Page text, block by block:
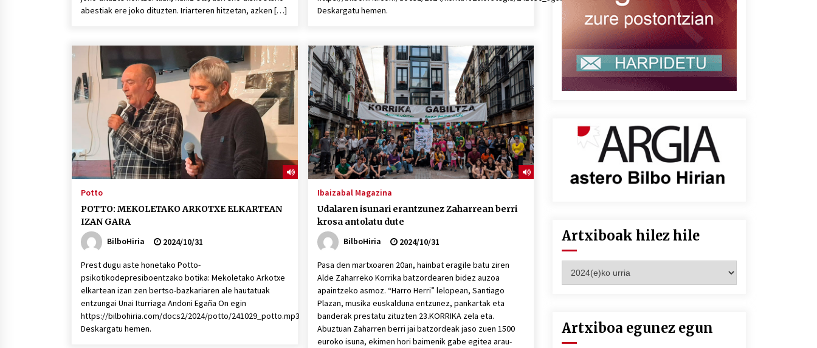
abestiak ere joko dituzten. Iriarteren hitzetan, azken […]
Deskargatu hemen.
Potto
POTTO: MEKOLETAKO ARKOTXE ELKARTEAN
IZAN GARA
BilboHiria
2024/10/31
Prest dugu aste honetako Potto-
psikotikodepresiboentzako botika: Mekoletako Arkotxe
elkartean izan zen bertso-bazkariaren ale hautatuak
entzungai Unai Iturriaga Andoni Egaña On egin
https://bilbohiria.com/docs2/2024/potto/241029_potto.mp3
Deskargatu hemen.
Ibaizabal Magazina
Udalaren isunari erantzunez Zaharrean berri
krosa antolatu dute
BilboHiria
2024/10/31
Pasa den martxoaren 20an, hainbat eragile batu ziren
Alde Zaharreko Korrika batzordearen bidez auzoa
apaintzeko asmoz. “Harro Herri” lelopean, Santiago
Plazan, musika euskalduna entzunez, pankartak eta
banderak prestatu zituzten 23.KORRIKA zela eta.
Abuztuan Zaharren berri jai batzordeak jaso zuen 1500
euroko isuna, ekimen hori baimenik gabe egitea arau-
Artxiboak hilez hile
hilez
Artxiboa egunez egun